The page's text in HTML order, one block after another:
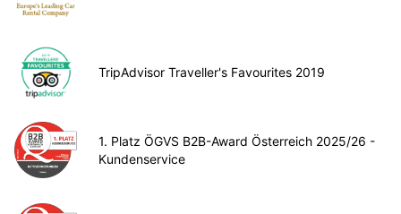
TripAdvisor Traveller's Favourites 2019
1. Platz ÖGVS B2B-Award Österreich 2025/26 -
Kundenservice